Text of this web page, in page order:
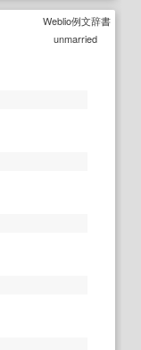
Weblio例文辞書
unmarried